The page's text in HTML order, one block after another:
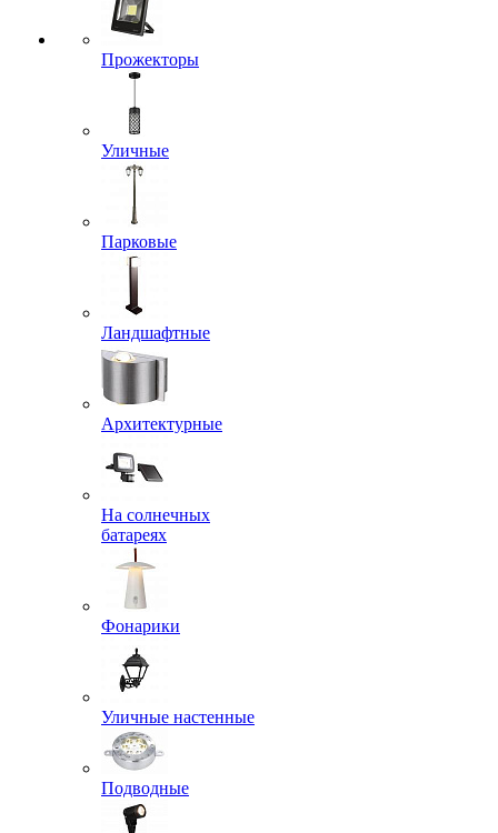
Прожекторы
Уличные
Парковые
Ландшафтные
Архитектурные
На солнечных
батареях
Фонарики
Уличные настенные
Подводные